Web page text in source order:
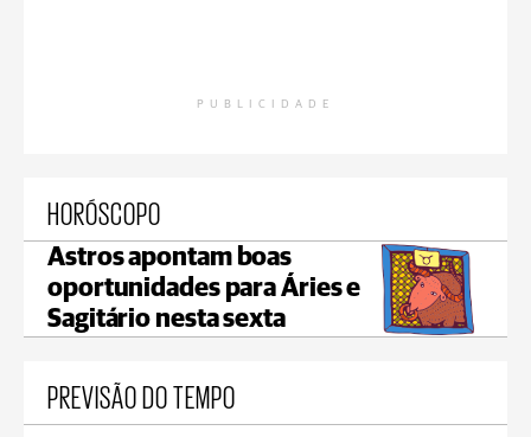
PUBLICIDADE
HORÓSCOPO
Astros apontam boas
oportunidades para Áries e
Sagitário nesta sexta
PREVISÃO DO TEMPO